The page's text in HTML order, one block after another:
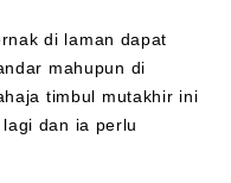
di laman dapat
mahupun di
timbul mutakhir ini
dan ia perlu